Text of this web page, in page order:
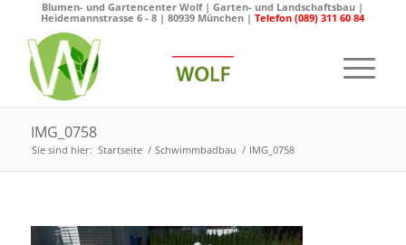
Blumen- und Gartencenter Wolf | Garten- und Landschaftsbau |
Heidemannstrasse 6 - 8 | 80939 München |Telefon (089) 311 60 84
IMG_0758
Sie sind hier: Startseite / Schwimmbadbau / IMG_0758